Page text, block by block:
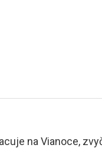
na Vianoce,